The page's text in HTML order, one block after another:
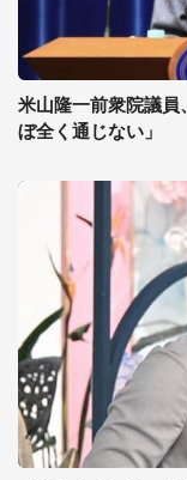
米山隆一前衆院議員
ぼ全く通じない」